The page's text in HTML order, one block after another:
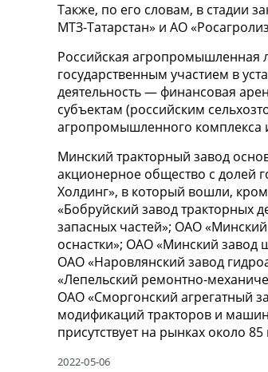
Также, по его словам, в стадии
МТЗ-Татарстан» и АО
Российская агропромышленная
государственным участием в
деятельность — финансовая
субъектам (российским
агропромышленного комплекса
Минский тракторный завод
акционерное общество с долей
Холдинг», в который вошли,
«Бобруйский завод тракторных
запасных частей»; ОАО
оснастки»; ОАО «Минский
ОАО «Наровлянский завод
«Лепельский ремонтно-
ОАО «Сморгонский агрегатный
модификаций тракторов и
присутствует на рынках около 85
2022-05-06